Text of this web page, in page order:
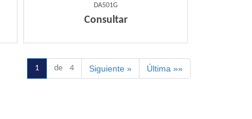
DA501G
Consultar
1 de 4 Siguiente » Última »»